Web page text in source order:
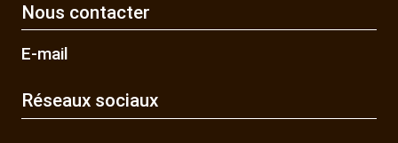
Nous contacter
E-mail
Réseaux sociaux